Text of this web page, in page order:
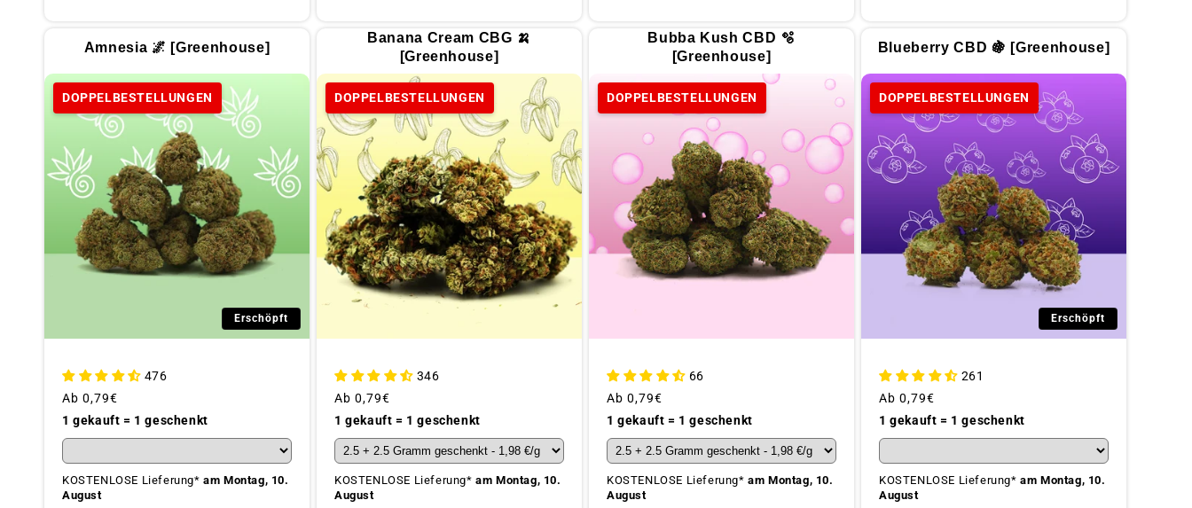
Amnesia 🌌 [Greenhouse]
DOPPELBESTELLUNGEN
Erschöpft
476
Üblicher
Preis
Ab 0,79€
1 gekauft = 1 geschenkt
KOSTENLOSE Lieferung*am Montag, 10.
August
Banana Cream CBG 🍌
[Greenhouse]
DOPPELBESTELLUNGEN
346
Üblicher
Preis
Ab 0,79€
1 gekauft = 1 geschenkt
KOSTENLOSE Lieferung*am Montag, 10.
August
Bubba Kush CBD 🫧
[Greenhouse]
DOPPELBESTELLUNGEN
66
Üblicher
Preis
Ab 0,79€
1 gekauft = 1 geschenkt
KOSTENLOSE Lieferung*am Montag, 10.
August
Blueberry CBD 🍇 [Greenhouse]
DOPPELBESTELLUNGEN
Erschöpft
261
Üblicher
Preis
Ab 0,79€
1 gekauft = 1 geschenkt
KOSTENLOSE Lieferung*am Montag, 10.
August